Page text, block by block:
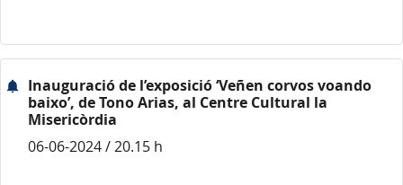
Inauguració de l’exposició ‘Veñen corvos voando
baixo’, de Tono Arias, al Centre Cultural la
Misericòrdia
06-06-2024 / 20.15 h